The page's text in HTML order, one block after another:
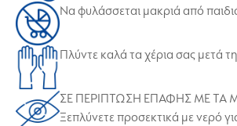
Να φυλάσσεται μακριά από
Πλύντε καλά τα χέρια σας μετά
ΣΕ ΠΕΡΙΠΤΩΣΗ ΕΠΑΦΗΣ ΜΕ ΤΑ
Ξεπλύνετε προσεκτικά με νερό